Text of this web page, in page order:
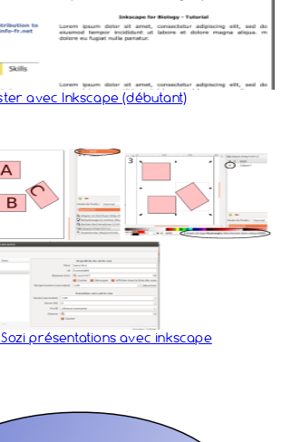
avec Inkscape (débutant)
présentations avec inkscape